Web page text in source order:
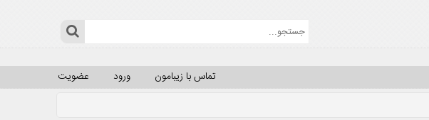
عضویت ورود تماس با زیبامون